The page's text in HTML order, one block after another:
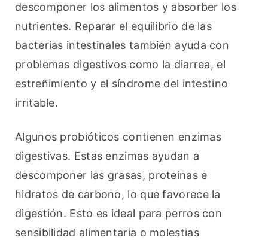
descomponer los alimentos y absorber los
nutrientes. Reparar el equilibrio de las
bacterias intestinales también ayuda con
problemas digestivos como la diarrea, el
estreñimiento y el síndrome del intestino
irritable.
Algunos probióticos contienen enzimas
digestivas. Estas enzimas ayudan a
descomponer las grasas, proteínas e
hidratos de carbono, lo que favorece la
digestión. Esto es ideal para perros con
sensibilidad alimentaria o molestias